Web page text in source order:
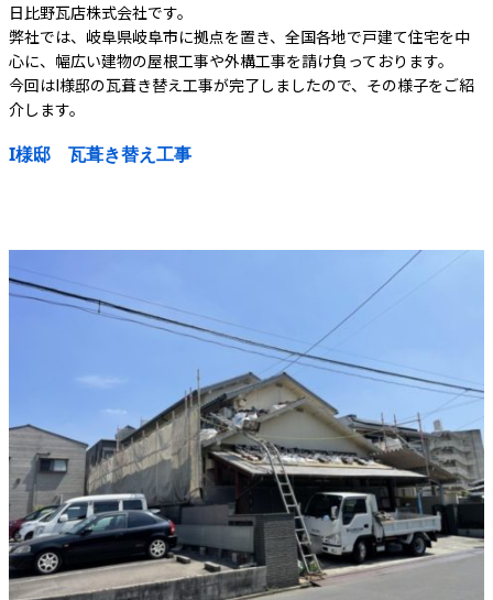
日比野瓦店株式会社です。
弊社では、岐阜県岐阜市に拠点を置き、全国各地で戸建て住宅を中
心に、幅広い建物の屋根工事や外構工事を請け負っております。
今回はI様邸の瓦葺き替え工事が完了しましたので、その様子をご紹
介します。
I様邸 瓦葺き替え工事